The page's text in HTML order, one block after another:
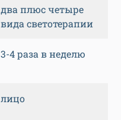
два плюс четыре
вида светотерапии
3-4 раза в неделю
лицо